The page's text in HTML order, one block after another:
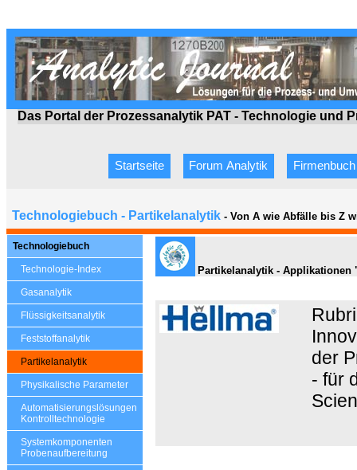
Das Portal der Prozessanalytik PAT - Technologie und
Startseite Forum Analytik Firmenbuch
Technologiebuch - Partikelanalytik - Von A wie Abfälle bis Z
Technologiebuch
Technologie-Index
Gasanalytik
Flüssigkeitsanalytik
Feststoffanalytik
Partikelanalytik
Physikalische Parameter
Automatisierungslösungen
Kontrolltechnologie
Systemkomponenten
Probenaufbereitung
Partikelanalytik - Applikationen
der
- für